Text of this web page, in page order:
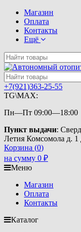
Магазин
Оплата
Контакты
Ещё
+7(921)363-25-55
TG\MAX:
Пн—Пт 09:00—18:00
Пункт выдачи:
Летия Комсомола д. 1
Корзина (0)
на сумму 0 ₽
Меню
Магазин
Оплата
Контакты
Каталог